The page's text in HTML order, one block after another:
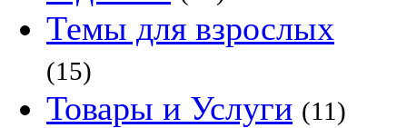
Темы для взрослых
(15)
Товары и Услуги (11)